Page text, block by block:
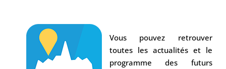
Vous pouvez retrouver
toutes les actualités et le
programme des futurs